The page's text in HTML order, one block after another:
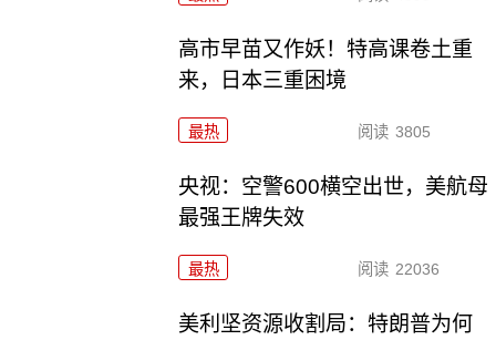
高市早苗又作妖！特高课卷土重
来，日本三重困境
最热 阅读 3805
央视：空警600横空出世，美航母
最强王牌失效
最热 阅读 22036
美利坚资源收割局：特朗普为何